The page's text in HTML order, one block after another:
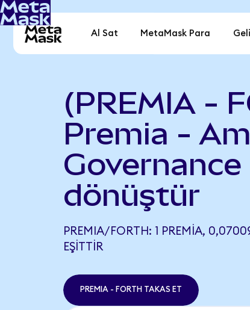
Al Sat MetaMask Para
(PREMIA -
Premia -
Governance
dönüştür
PREMIA/FORTH: 1 PREMIA,
EŞITTIR
PREMIA - FORTH TAKAS ET